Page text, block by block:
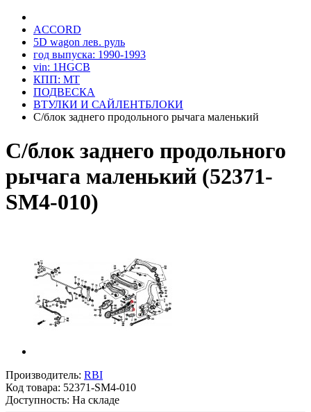
ACCORD
5D wagon лев. руль
год выпуска: 1990-1993
vin: 1HGCB
КПП: MT
ПОДВЕСКА
ВТУЛКИ И САЙЛЕНТБЛОКИ
С/блок заднего продольного рычага маленький
С/блок заднего продольного
рычага маленький (52371-
SM4-010)
Производитель: RBI
Код товара: 52371-SM4-010
Доступность: На складе